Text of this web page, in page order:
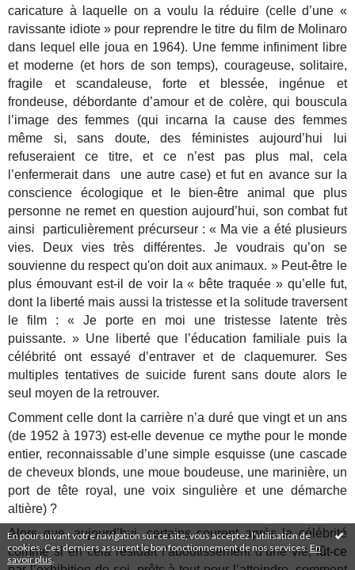
En poursuivant votre navigation sur ce site, vous acceptez l'utilisation de
cookies. Ces derniers assurent le bon fonctionnement de nos services. En
savoir plus
caricature à laquelle on a voulu la réduire (celle d’une «
ravissante idiote » pour reprendre le titre du film de Molinaro
dans lequel elle joua en 1964). Une femme infiniment libre
et moderne (et hors de son temps), courageuse, solitaire,
fragile et scandaleuse, forte et blessée, ingénue et
frondeuse, débordante d’amour et de colère, qui bouscula
l’image des femmes (qui incarna la cause des femmes
même si, sans doute, des féministes aujourd’hui lui
refuseraient ce titre, et ce n’est pas plus mal, cela
l’enfermerait dans une autre case) et fut en avance sur la
conscience écologique et le bien-être animal que plus
personne ne remet en question aujourd’hui, son combat fut
ainsi particulièrement précurseur : « Ma vie a été plusieurs
vies. Deux vies très différentes. Je voudrais qu’on se
souvienne du respect qu'on doit aux animaux. » Peut-être le
plus émouvant est-il de voir la « bête traquée » qu’elle fut,
dont la liberté mais aussi la tristesse et la solitude traversent
le film : « Je porte en moi une tristesse latente très
puissante. » Une liberté que l’éducation familiale puis la
célébrité ont essayé d’entraver et de claquemurer. Ses
multiples tentatives de suicide furent sans doute alors le
seul moyen de la retrouver.
Comment celle dont la carrière n’a duré que vingt et un ans
(de 1952 à 1973) est-elle devenue ce mythe pour le monde
entier, reconnaissable d’une simple esquisse (une cascade
de cheveux blonds, une moue boudeuse, une marinière, un
port de tête royal, une voix singulière et une démarche
altière) ?
Alors que, aujourd’hui, certains courent après la célébrité
comme si en cela résidait l’aboutissement d’une vie,fût-ce